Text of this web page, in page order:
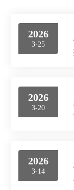
表面张力仪
拉曼光谱仪
红外光谱（
扫描探针显
2026
3-25
2026
3-20
2026
3-14